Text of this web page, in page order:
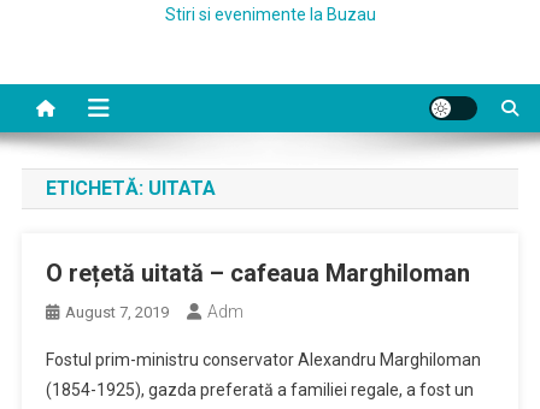
Stiri si evenimente la Buzau
ETICHETĂ: UITATA
O rețetă uitată – cafeaua Marghiloman
August 7, 2019 Adm
Fostul prim-ministru conservator Alexandru Marghiloman
(1854-1925), gazda preferată a familiei regale, a fost un